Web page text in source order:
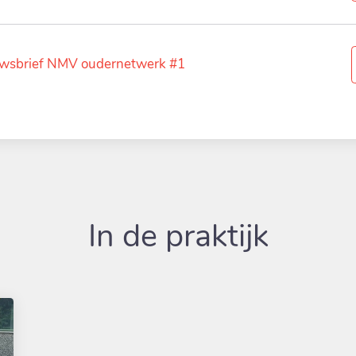
NMV oudernetwerk #1
In de praktijk